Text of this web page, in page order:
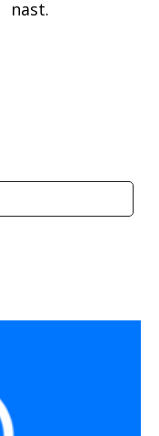
nast.